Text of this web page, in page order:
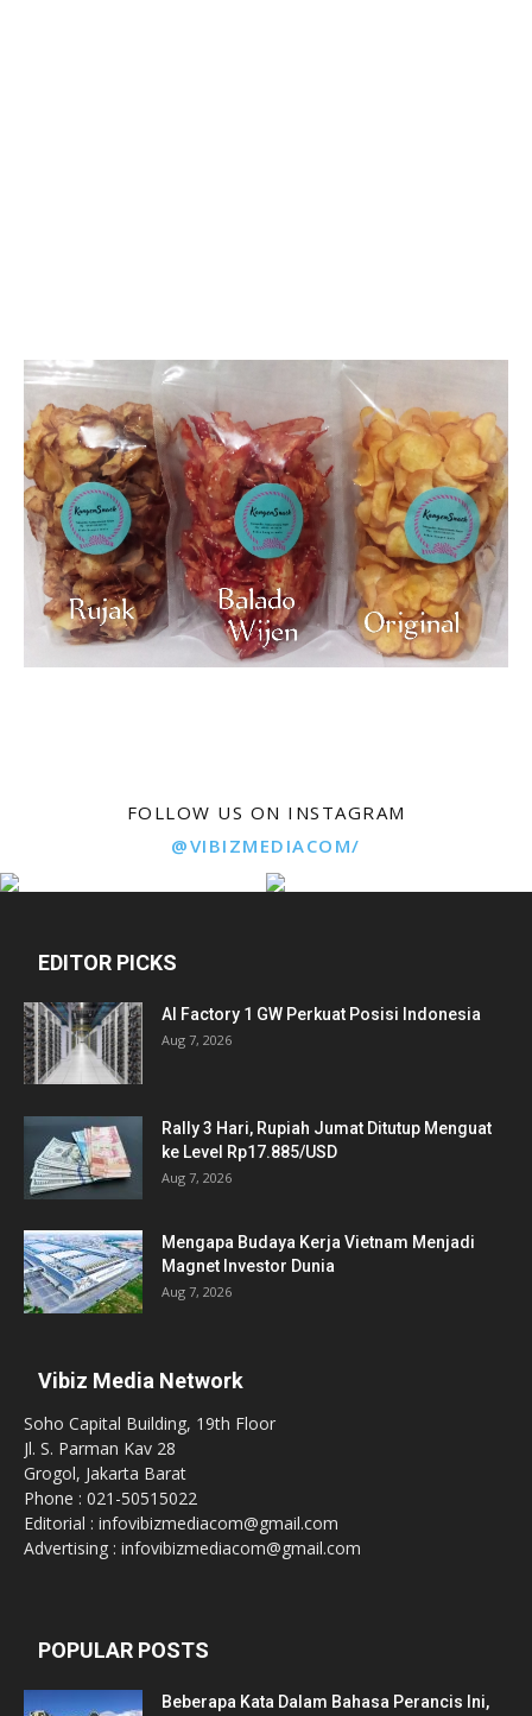
FOLLOW US ON INSTAGRAM
@VIBIZMEDIACOM/
EDITOR PICKS
AI Factory 1 GW Perkuat Posisi Indonesia
Aug 7, 2026
Rally 3 Hari, Rupiah Jumat Ditutup Menguat
ke Level Rp17.885/USD
Aug 7, 2026
Mengapa Budaya Kerja Vietnam Menjadi
Magnet Investor Dunia
Aug 7, 2026
Vibiz Media Network
Soho Capital Building, 19th Floor
Jl. S. Parman Kav 28
Grogol, Jakarta Barat
Phone : 021-50515022
Editorial : infovibizmediacom@gmail.com
Advertising : infovibizmediacom@gmail.com
POPULAR POSTS
Beberapa Kata Dalam Bahasa Perancis Ini,